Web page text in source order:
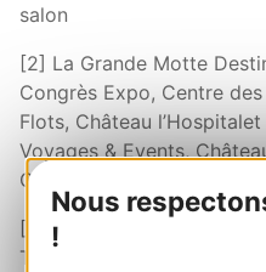
Nous
!
salon
[2] La Grande Motte
Congrès Expo, Centre
Flots, Château
Voyages & Events,
Côte du Midi
[3] Sources 2025 Coach
Tendances Hôtellerie